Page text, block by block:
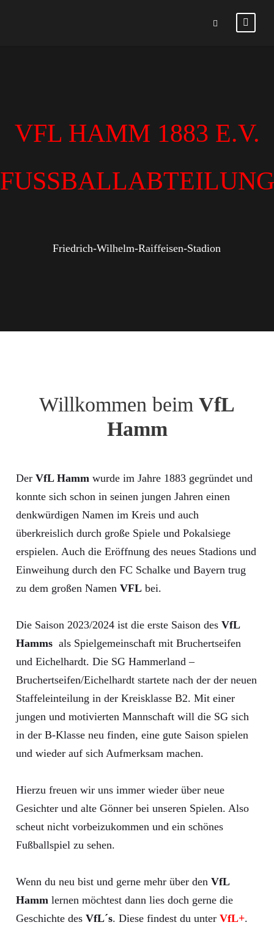
VFL HAMM 1883 E.V.
FUSSBALLABTEILUNG
Friedrich-Wilhelm-Raiffeisen-Stadion
Willkommen beim VfL
Hamm
Der VfL Hamm wurde im Jahre 1883 gegründet und
konnte sich schon in seinen jungen Jahren einen
denkwürdigen Namen im Kreis und auch
überkreislich durch große Spiele und Pokalsiege
erspielen. Auch die Eröffnung des neues Stadions und
Einweihung durch den FC Schalke und Bayern trug
zu dem großen Namen VFL bei.
Die Saison 2023/2024 ist die erste Saison des VfL
Hamms als Spielgemeinschaft mit Bruchertseifen
und Eichelhardt. Die SG Hammerland –
Bruchertseifen/Eichelhardt startete nach der der neuen
Staffeleinteilung in der Kreisklasse B2. Mit einer
jungen und motivierten Mannschaft will die SG sich
in der B-Klasse neu finden, eine gute Saison spielen
und wieder auf sich Aufmerksam machen.
Hierzu freuen wir uns immer wieder über neue
Gesichter und alte Gönner bei unseren Spielen. Also
scheut nicht vorbeizukommen und ein schönes
Fußballspiel zu sehen.
Wenn du neu bist und gerne mehr über den VfL
Hamm lernen möchtest dann lies doch gerne die
Geschichte des VfL´s. Diese findest du unter VfL+.